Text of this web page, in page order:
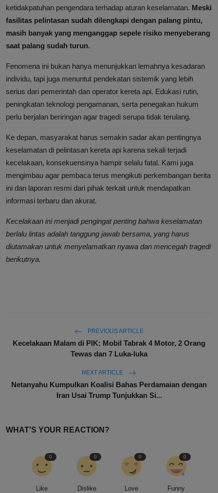
ketidakpatuhan pengendara terhadap aturan keselamatan. Meski
fasilitas pelintasan sudah dilengkapi dengan palang pintu,
masih banyak yang menganggap sepele risiko menyeberang
saat palang sudah turun.
Fenomena ini bukan hanya menunjukkan lemahnya kesadaran
individu, tapi juga menuntut pendekatan sistemik yang lebih
serius dari pemerintah dan operator kereta api. Edukasi rutin,
peningkatan teknologi pengamanan, serta penegakan hukum
perlu berjalan beriringan agar tragedi serupa tidak terulang.
Ke depan, masyarakat harus semakin sadar akan pentingnya
keselamatan di pelintasan kereta api karena sekali terjadi
kecelakaan, konsekuensinya hampir selalu fatal. Kami juga
mengimbau agar pembaca terus mengikuti perkembangan berita
ini dan laporan resmi dari pihak terkait untuk mendapatkan
informasi terbaru dan akurat.
Kecelakaan ini menjadi pengingat penting bahwa keselamatan
berlalu lintas adalah tanggung jawab bersama, yang harus
diutamakan untuk menyelamatkan nyawa dan mencegah tragedi
berikutnya.
PREVIOUS ARTICLE
Kecelakaan Malam di PIK: Mobil Tabrak 4 Motor, 2 Orang
Tewas dan 7 Luka-luka
NEXT ARTICLE
Netanyahu Kumpulkan Koalisi Bahas Perdamaian dengan
Iran Usai Trump Tunjukkan Si...
WHAT'S YOUR REACTION?
Like
0
Dislike
0
Love
0
Funny
0